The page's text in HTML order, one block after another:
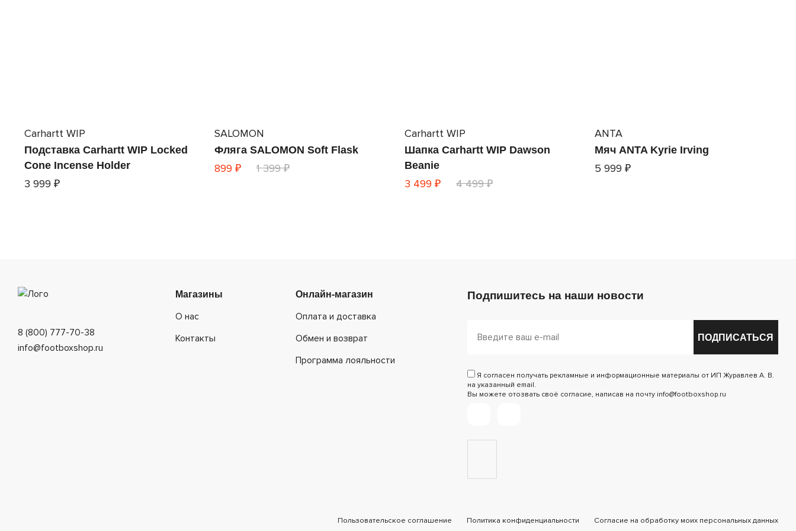
Carhartt WIP
Подставка Carhartt WIP Locked
Cone Incense Holder
3 999 ₽
SALOMON
Фляга SALOMON Soft Flask
899 ₽ 1 399 ₽
Carhartt WIP
Шапка Carhartt WIP Dawson
Beanie
3 499 ₽ 4 499 ₽
ANTA
Мяч ANTA Kyrie Irving
5 999 ₽
8 (800) 777-70-38
info@footboxshop.ru
Магазины
О нас
Контакты
Онлайн-магазин
Оплата и доставка
Обмен и возврат
Программа лояльности
Подпишитесь на наши новости
ПОДПИСАТЬСЯ
Я согласен получать рекламные и информационные материалы от ИП Журавлев А. В.
на указанный email.
Вы можете отозвать своё согласие, написав на почту info@footboxshop.ru
Пользовательское соглашение Политика конфиденциальности Согласие на обработку моих персональных данных